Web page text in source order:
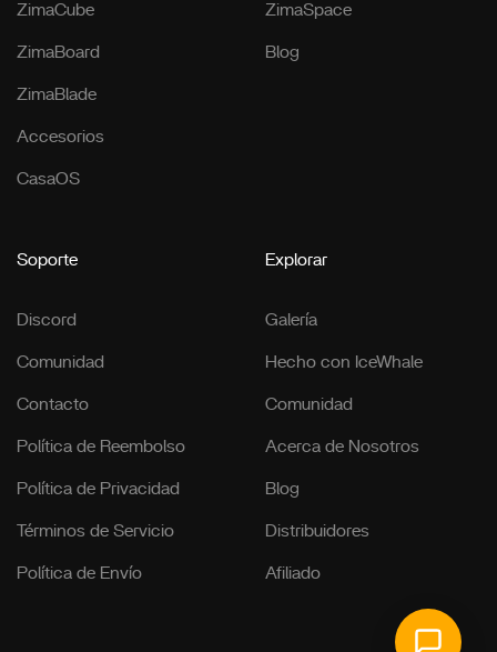
ZimaCube
ZimaBoard
ZimaBlade
Accesorios
CasaOS
ZimaSpace
Blog
Soporte
Discord
Comunidad
Contacto
Política de Reembolso
Política de Privacidad
Términos de Servicio
Política de Envío
Explorar
Galería
Hecho con IceWhale
Comunidad
Acerca de Nosotros
Blog
Distribuidores
Afiliado